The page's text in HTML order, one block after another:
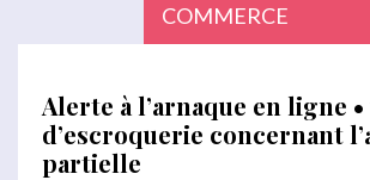
COMMERCE
Alerte à l’arnaque en ligne
d’escroquerie concernant
partielle